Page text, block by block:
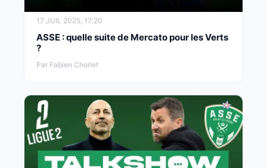
17 JUIL 2025, 17:20
ASSE : quelle suite de Mercato pour les Verts
?
Par Fabien Chorlet